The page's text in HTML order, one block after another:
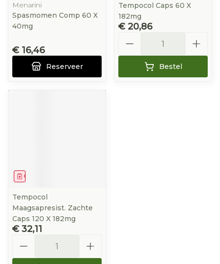
Menarini
Spasmomen Comp 60 X
40mg
€ 16,46
Reserveer
Tempocol Caps 60 X
182mg
€ 20,86
Bestel
Geneesmiddel
Tempocol
Maagsapresist. Zachte
Caps 120 X 182mg
€ 32,11